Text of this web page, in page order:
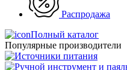
Распродажа
Полный каталог
Популярные производители